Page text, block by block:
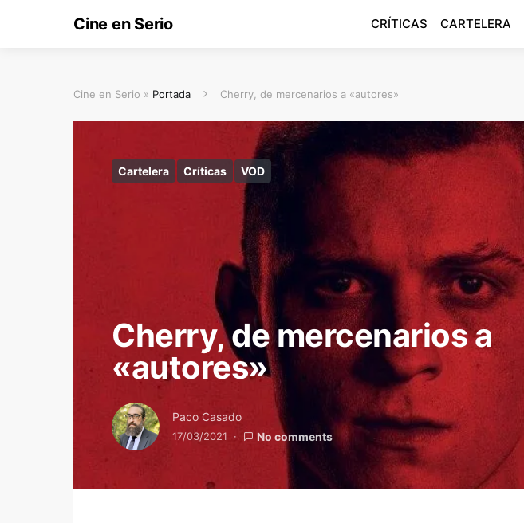
Cine en Serio CRÍTICAS CARTELERA
Cine en Serio » Portada Cherry, de mercenarios a «autores»
Cartelera Críticas VOD
Cherry, de mercenarios a
«autores»
Paco Casado
17/03/2021 No comments